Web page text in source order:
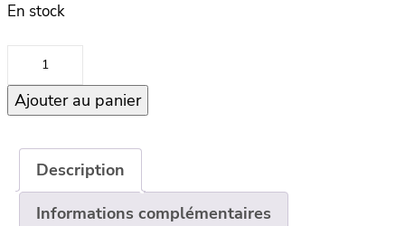
En stock
quantité
Marlin
Server
in
Giftbox
Ajouter au panier
Description
Informations complémentaires